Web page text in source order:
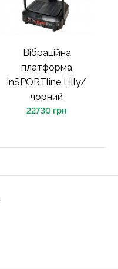
Вібраційна
платформа
inSPORTline Lilly/
чорний
22730 грн